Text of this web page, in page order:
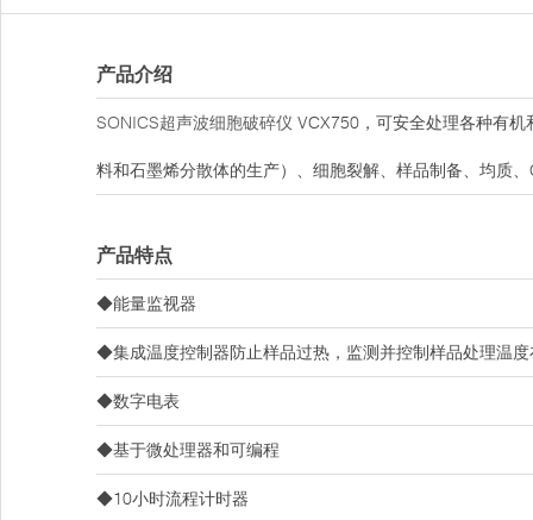
产品介绍
SONICS超声波细胞破碎仪 VCX750，可安全处理各种有
料和石墨烯分散体的生产）、细胞裂解、样品制备、均质
产品特点
◆能量监视器
◆集成温度控制器防止样品过热，监测并控制样品处理温
◆数字电表
◆基于微处理器和可编程
◆10小时流程计时器